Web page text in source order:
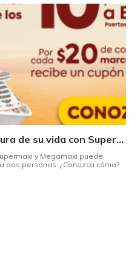
¡Embárquese en la aventura de su vida con Supermaxi!
y Megamaxi puede
dos personas. ¿Conozca cómo?